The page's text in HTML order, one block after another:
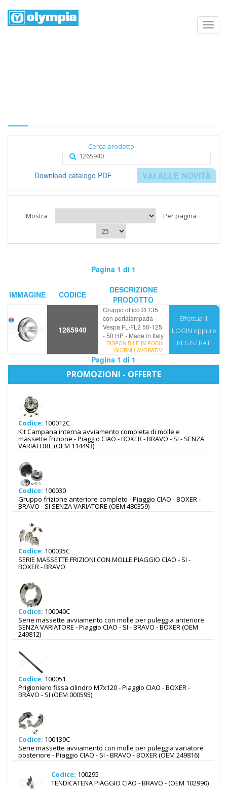
Cerca prodotto
VAI ALLE NOVITÀ
Download catalogo PDF
Mostra Per pagina
Pagina 1 di 1
IMMAGINE CODICE
DESCRIZIONE
PRODOTTO
1265940
Gruppo ottico Ø 135
con portalampada -
Vespa FL/FL2 50-125
- 50 HP - Made in Italy
DISPONIBILE IN POCHI
GIORNI LAVORATIVI
Effettua il
LOGIN oppure
REGISTRATI
Pagina 1 di 1
PROMOZIONI - OFFERTE
Codice: 100012C
Kit Campana interna avviamento completa di molle e
massette frizione - Piaggio CIAO - BOXER - BRAVO - SI - SENZA
VARIATORE (OEM 114493)
Codice: 100030
Gruppo frizione anteriore completo - Piaggio CIAO - BOXER -
BRAVO - SI SENZA VARIATORE (OEM 480359)
Codice: 100035C
SERIE MASSETTE FRIZIONI CON MOLLE PIAGGIO CIAO - SI -
BOXER - BRAVO
Codice: 100040C
Serie massette avviamento con molle per puleggia anteriore
SENZA VARIATORE - Piaggio CIAO - SI - BRAVO - BOXER (OEM
249812)
Codice: 100051
Prigioniero fissa cilindro M7x120 - Piaggio CIAO - BOXER -
BRAVO - SI (OEM 000595)
Codice: 100139C
Serie massette avviamento con molle per puleggia variatore
posteriore - Piaggio CIAO - SI - BRAVO - BOXER (OEM 249816)
Codice: 100295
TENDICATENA PIAGGIO CIAO - BRAVO - (OEM 102990)